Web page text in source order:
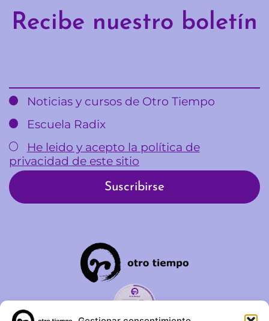
Recibe nuestro boletín
Noticias y cursos de Otro Tiempo
Escuela Radix
He leido y acepto la política de
privacidad de este sitio